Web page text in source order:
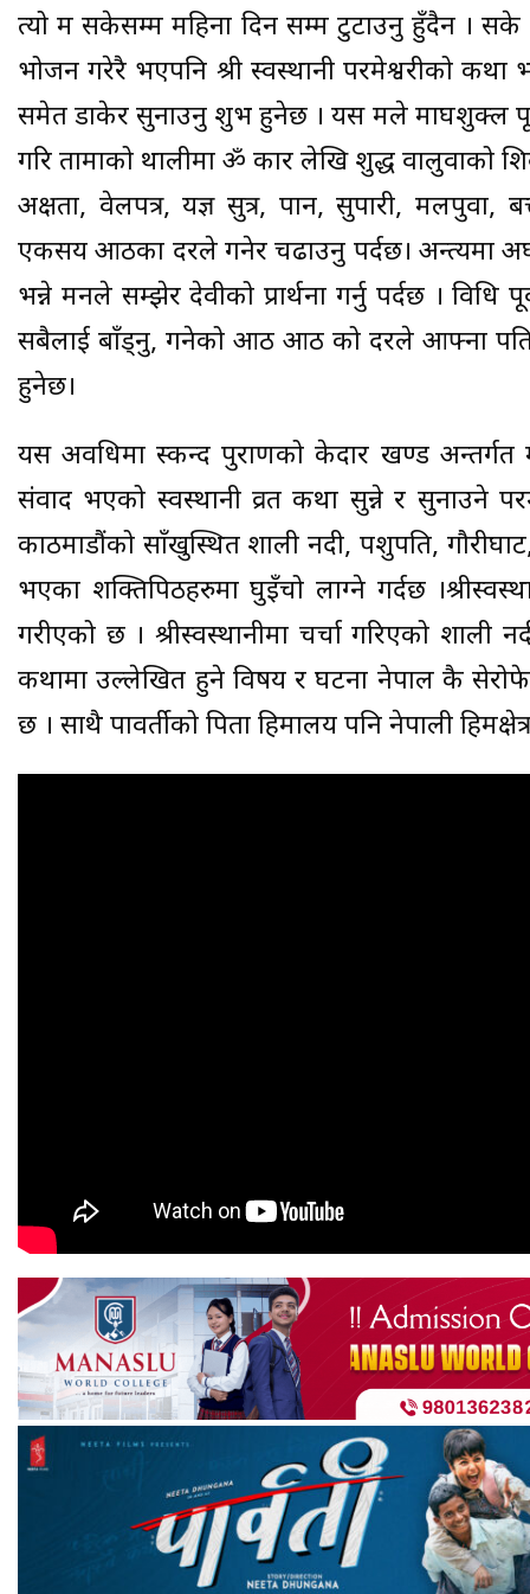
त्यो क्रम सकेसम्म महिना दिन सम्म टुटाउनु हुँदैन ।
भोजन गरेरै भएपनि श्री स्वस्थानी परमेश्वरीको कथा
समेत डाकेर सुनाउनु शुभ हुनेछ । यस क्रमले माघशुक्ल
गरि तामाको थालीमा ॐ कार लेखि शुद्ध वालुवाको
अक्षता, वेलपत्र, यज्ञ सुत्र, पान, सुपारी, मलपुवा,
एकसय आठका दरले गनेर चढाउनु पर्दछ। अन्त्यमा
भन्ने मनले सम्झेर देवीको प्रार्थना गर्नु पर्दछ । विधि
सबैलाई बाँड्नु, गनेको आठ आठ को दरले आफ्ना
हुनेछ।
यस अवधिमा स्कन्द पुराणको केदार खण्ड अन्तर्गत
संवाद भएको स्वस्थानी व्रत कथा सुन्ने र सुनाउने
काठमाडौंको साँखुस्थित शाली नदी, पशुपति,
भएका शक्तिपिठहरुमा घुइँचो लाग्ने गर्दछ
गरीएको छ । श्रीस्वस्थानीमा चर्चा गरिएको
कथामा उल्लेखित हुने विषय र घटना नेपाल कै
छ । साथै पावर्तीको पिता हिमालय पनि नेपाली